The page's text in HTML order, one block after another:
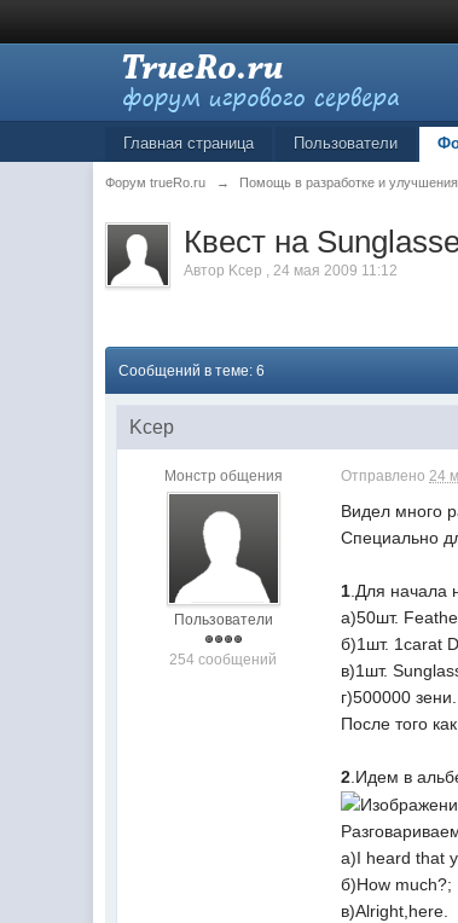
Главная страница Пользователи
Форум trueRo.ru → Помощь в разработке и
Квест на
Автор Kcep ,24 мая 2009 11:12
Сообщений в теме: 6
Kcep
Монстр общения
Пользователи
254 сообщений
Отправлено24
Видел много
Специально
1 .Для
а)50шт.
б)1шт. 1carat
в)1шт.
г)500000 зени.
После того
2 .Идем в
а)I heard that
б)How much?;
в)Alright,here.